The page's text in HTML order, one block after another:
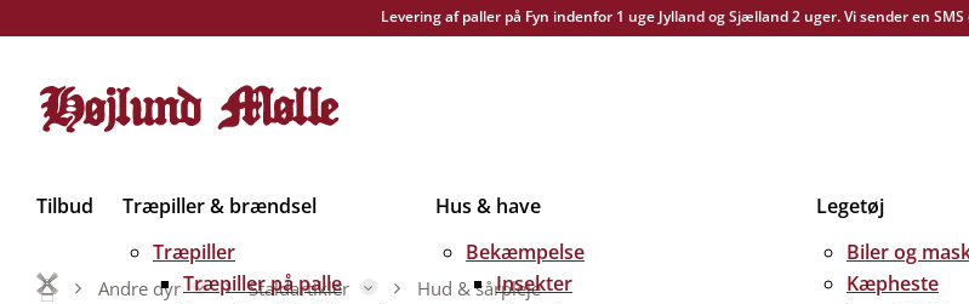
Levering af paller på Fyn indenfor 1 uge Jylland og Sjælland 2 uger. Vi sender en
Tilbud
Træpiller & brændsel
Træpiller
Træpiller på palle
Hus & have
Bekæmpelse
Insekter
Legetøj
Biler og
Kæpheste
Andre dyr Staldartikler Hud & sårpleje